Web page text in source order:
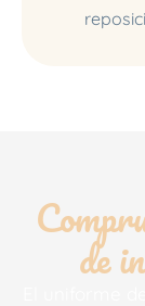
de
El uniforme